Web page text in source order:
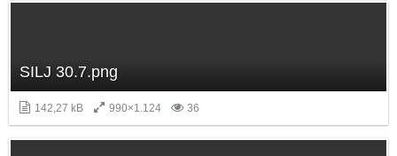
SILJ 30.7.png
142,27 kB 990×1.124 36